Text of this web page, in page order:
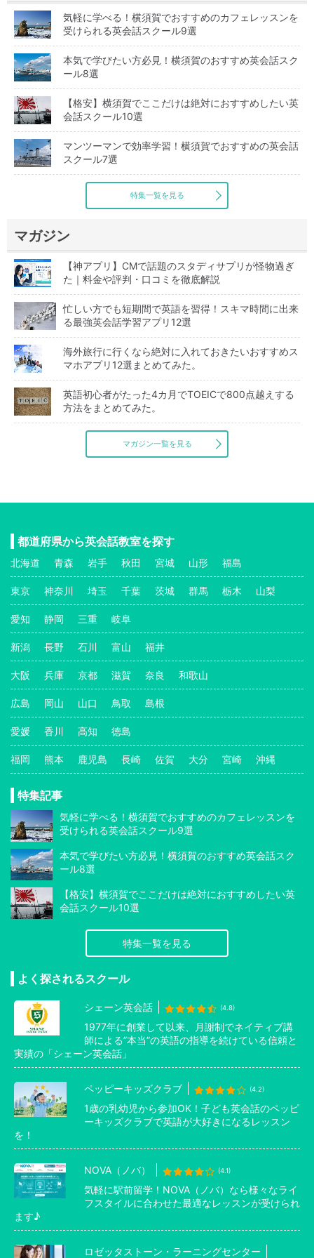
気軽に学べる！横須賀でおすすめのカフェレッスンを
受けられる英会話スクール9選
本気で学びたい方必見！横須賀のおすすめ英会話スク
ール8選
【格安】横須賀でここだけは絶対におすすめしたい英
会話スクール10選
マンツーマンで効率学習！横須賀でおすすめの英会話
スクール7選
特集一覧を見る
マガジン
【神アプリ】CMで話題のスタディサプリが怪物過ぎ
た｜料金や評判・口コミを徹底解説
忙しい方でも短期間で英語を習得！スキマ時間に出来
る最強英会話学習アプリ12選
海外旅行に行くなら絶対に入れておきたいおすすめス
マホアプリ12選まとめてみた。
英語初心者がたった4カ月でTOEICで800点越えする
方法をまとめてみた。
マガジン一覧を見る
都道府県から英会話教室を探す
北海道 青森 岩手 秋田 宮城 山形 福島
東京 神奈川 埼玉 千葉 茨城 群馬 栃木 山梨
愛知 静岡 三重 岐阜
新潟 長野 石川 富山 福井
大阪 兵庫 京都 滋賀 奈良 和歌山
広島 岡山 山口 鳥取 島根
愛媛 香川 高知 徳島
福岡 熊本 鹿児島 長崎 佐賀 大分 宮崎 沖縄
特集記事
気軽に学べる！横須賀でおすすめのカフェレッスンを
受けられる英会話スクール9選
本気で学びたい方必見！横須賀のおすすめ英会話スク
ール8選
【格安】横須賀でここだけは絶対におすすめしたい英
会話スクール10選
特集一覧を見る
よく探されるスクール
シェーン英会話 (4.8)
1977年に創業して以来、月謝制でネイティブ講
師による”本当”の英語の指導を続けている信頼と
実績の「シェーン英会話」
ペッピーキッズクラブ (4.2)
1歳の乳幼児から参加OK！子ども英会話のペッピ
ーキッズクラブで英語が大好きになるレッスン
を！
NOVA（ノバ） (4.1)
気軽に駅前留学！NOVA（ノバ）なら様々なライ
フスタイルに合わせた最適なレッスンが受けられ
ます♪
ロゼッタストーン・ラーニングセンター